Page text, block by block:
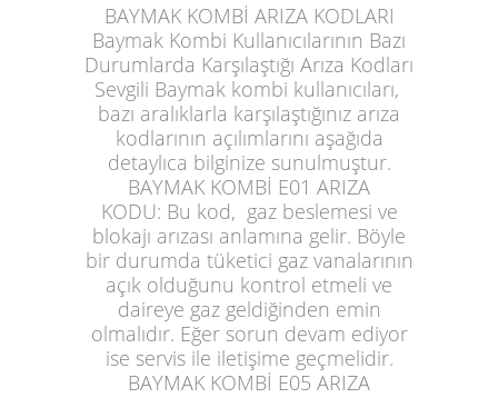
BAYMAK KOMBİ ARIZA KODLARI
Baymak Kombi Kullanıcılarının Bazı
Durumlarda Karşılaştığı Arıza Kodları
Sevgili Baymak kombi kullanıcıları,
bazı aralıklarla karşılaştığınız arıza
kodlarının açılımlarını aşağıda
detaylıca bilginize sunulmuştur.
BAYMAK KOMBİ E01 ARIZA
KODU: Bu kod, gaz beslemesi ve
blokajı arızası anlamına gelir. Böyle
bir durumda tüketici gaz vanalarının
açık olduğunu kontrol etmeli ve
daireye gaz geldiğinden emin
olmalıdır. Eğer sorun devam ediyor
ise servis ile iletişime geçmelidir.
BAYMAK KOMBİ E05 ARIZA